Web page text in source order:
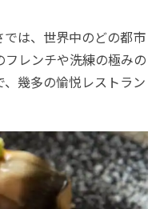
は、世界中のどの都市
レンチや洗練の極みの
幾多の愉悦レストラン